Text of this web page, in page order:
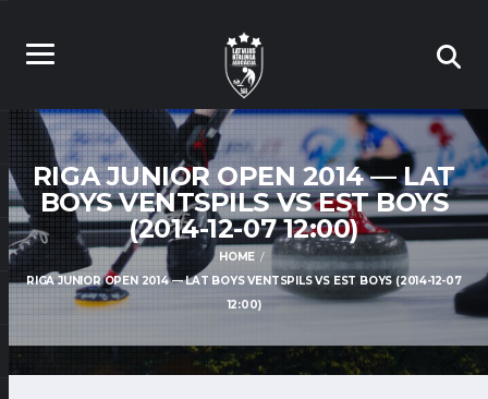
RIGA JUNIOR OPEN 2014 — LAT
BOYS VENTSPILS VS EST BOYS
(2014-12-07 12:00)
HOME
RIGA JUNIOR OPEN 2014 — LAT BOYS VENTSPILS VS EST BOYS (2014-12-07
12:00)